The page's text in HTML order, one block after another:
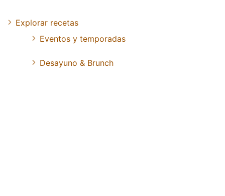
Explorar recetas
Eventos y temporadas
Desayuno & Brunch